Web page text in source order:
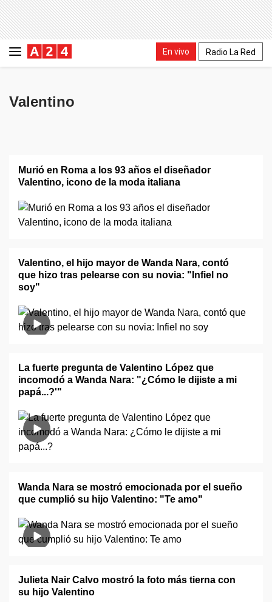
En vivo Radio La Red
Valentino
Murió en Roma a los 93 años el diseñador
Valentino, icono de la moda italiana
Valentino, el hijo mayor de Wanda Nara, contó
que hizo tras pelearse con su novia: "Infiel no
soy"
La fuerte pregunta de Valentino López que
incomodó a Wanda Nara: "¿Cómo le dijiste a mi
papá...?'"
Wanda Nara se mostró emocionada por el sueño
que cumplió su hijo Valentino: "Te amo"
Julieta Nair Calvo mostró la foto más tierna con
su hijo Valentino